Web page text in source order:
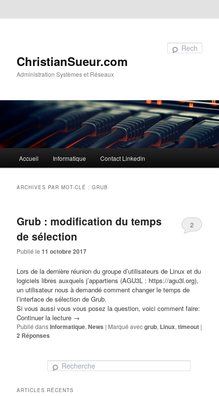
ChristianSueur.com
Administration Systèmes et Réseaux
principalAccueil Informatique Contact Linkedin
ARCHIVES PAR MOT-CLÉ :GRUB
Grub : modification du temps
de sélection
Publié le11 octobre 2017
2
Lors de la dernière réunion du groupe d’utilisateurs de Linuxet du
logiciels libres auxquels j’appartiens (AGU3L : https://agu3l.org),
un utilisateur nous à demandé comment changer le temps de
l’interface de sélection de Grub.
Si vous aussi vous vous posez la question, voici comment faire:
Continuer la lecture →
Publié dansInformatique,News | Marqué avecgrub, Linux,timeout |
2 Réponses
ARTICLES RÉCENTS